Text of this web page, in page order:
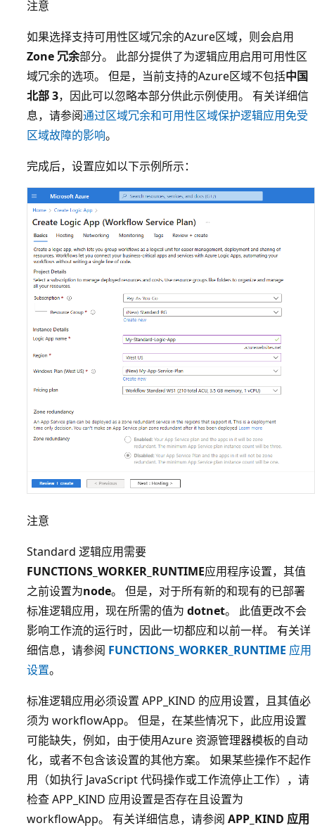
注意
如果选择支持可用性区域冗余的Azure区域，则会启用
Zone 冗余部分。 此部分提供了为逻辑应用启用可用性区
域冗余的选项。 但是，当前支持的Azure区域不包括中国
北部 3，因此可以忽略本部分供此示例使用。 有关详细信
息，请参阅通过区域冗余和可用性区域保护逻辑应用免受
区域故障的影响。
完成后，设置应如以下示例所示：
注意
Standard 逻辑应用需要
FUNCTIONS_WORKER_RUNTIME应用程序设置，其值
之前设置为node。 但是，对于所有新的和现有的已部署
标准逻辑应用，现在所需的值为 dotnet。 此值更改不会
影响工作流的运行时，因此一切都应和以前一样。 有关详
细信息，请参阅 FUNCTIONS_WORKER_RUNTIME 应用
设置。
标准逻辑应用必须设置 APP_KIND 的应用设置，且其值必
须为 workflowApp。 但是，在某些情况下，此应用设置
可能缺失，例如，由于使用Azure 资源管理器模板的自动
化，或者不包含该设置的其他方案。 如果某些操作不起作
用（如执行 JavaScript 代码操作或工作流停止工作），请
检查 APP_KIND 应用设置是否存在且设置为
workflowApp。
有关详细信息，请参阅 APP_KIND 应用